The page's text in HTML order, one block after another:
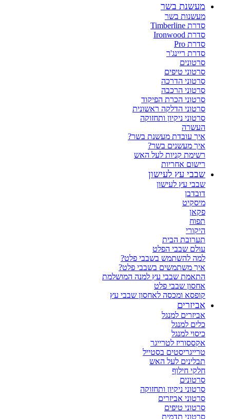
מעשנת בשר
מעשנות בשר
סדרת Timberline
סדרת Ironwood
סדרת Pro
סדרת ריינג'ר
סרטונים
סרטוני טיפים
סרטוני הדרכה
סרטוני הרכבה
סרטוני הכרת הפיקוד
סרטוני הדלקה ראשונית
סרטוני ניקיון ותחזוקה
העשרה
איך עובדת מעשנת בשר?
איך מעשנים בשר?
רשימת קניות לעל האש
רישום אחריות
שבבי עץ לעישון
שבבי עץ לעישון
דובדבן
מיסקיט
פקאן
תפוח
היקורי
תערובת הבית
עולם שבבי הפלט
למה להשתמש בשבבי פלט?
איך משתמשים בשבבי פלט?
התאמת שבבי עץ למנה המושלמת
אחסון שבבי פלט
קופסא ומכסה לאחסון שבבי עץ
אביזרים
אביזרים למנגל
כלים למנגל
כיסוי למנגל
אקססוריז לטרייגר
טרייגריסטים בסטייל
תבלינים לעל האש
חלקי חילוף
סרטונים
סרטוני ניקיון ותחזוקה
סרטוני אביזרים
סרטוני טיפים
סרטוני תדמית